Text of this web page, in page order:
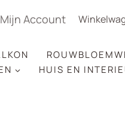
Mijn Account
HUIS EN